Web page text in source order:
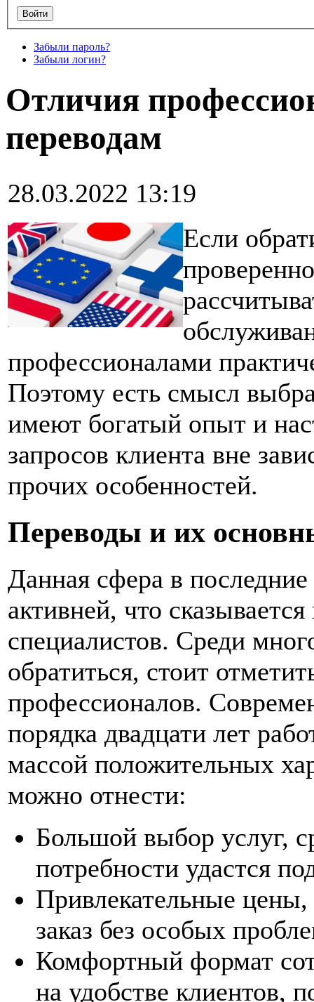
Забыли пароль?
Забыли логин?
Отличия
переводам
28.03.2022 13:19
Если
профессионалами
Поэтому есть смысл
имеют богатый опыт и
запросов клиента вне
прочих особенностей.
Переводы и их
Данная сфера в последние
активней, что
специалистов. Среди
обратиться, стоит
профессионалов.
порядка двадцати лет
массой положительных
можно отнести:
Большой выбор услуг,
потребности удастся
Привлекательные
заказ без особых
Комфортный формат
на удобстве клиентов,